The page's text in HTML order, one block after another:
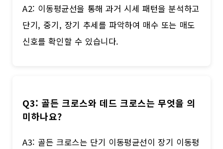
A2: 이동평균선을 통해 과거 시세 패턴을 분석하고
단기, 중기, 장기 추세를 파악하여 매수 또는 매도
신호를 확인할 수 있습니다.
Q3: 골든 크로스와 데드 크로스는 무엇을 의
미하나요?
A3: 골든 크로스는 단기 이동평균선이 장기 이동평